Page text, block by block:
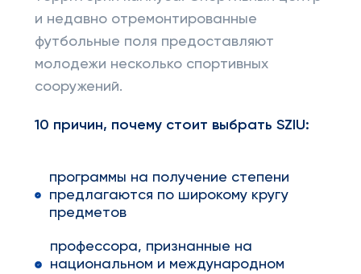
и недавно отремонтированные
футбольные поля предоставляют
молодежи несколько спортивных
сооружений.
10 причин, почему стоит выбрать SZIU:
программы на получение степени
предлагаются по широкому кругу
предметов
профессора, признанные на
национальном и международном